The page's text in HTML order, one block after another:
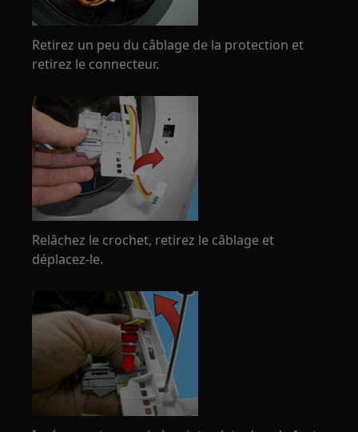
Retirez un peu du câblage de la protection et
retirez le connecteur.
Relâchez le crochet, retirez le câblage et
déplacez-le.